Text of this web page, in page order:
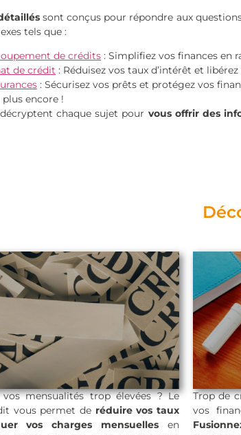
sont conçus pour répondre aux
tels que :
de crédits : Simplifiez vos finances en
de crédit : Réduisez vos taux d’intérêt et
: Sécurisez vos prêts et protégez vos
plus encore !
chaque sujet pour vous offrir des
mensualités trop élevées ? Le
vous permet de réduire vos taux
vos charges mensuelles en
Trop de
vos